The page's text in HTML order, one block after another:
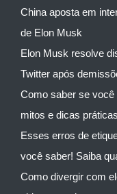
China aposta em
de Elon Musk
Elon Musk resolve
Twitter após
Como saber se
mitos e dicas práticas
Esses erros de
você saber! Saiba
Como divergir com